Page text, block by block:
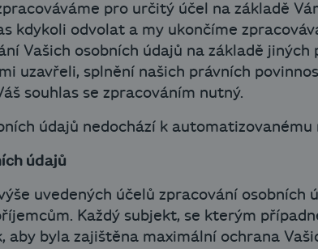
pro určitý účel na základě
kdykoli odvolat a my ukončíme
Vašich osobních údajů na základě
uzavřeli, splnění našich právních
souhlas se zpracováním nutný.
údajů nedochází k
údajů
uvedených účelů zpracování
Každý subjekt, se kterým
byla zajištěna maximální ochrana